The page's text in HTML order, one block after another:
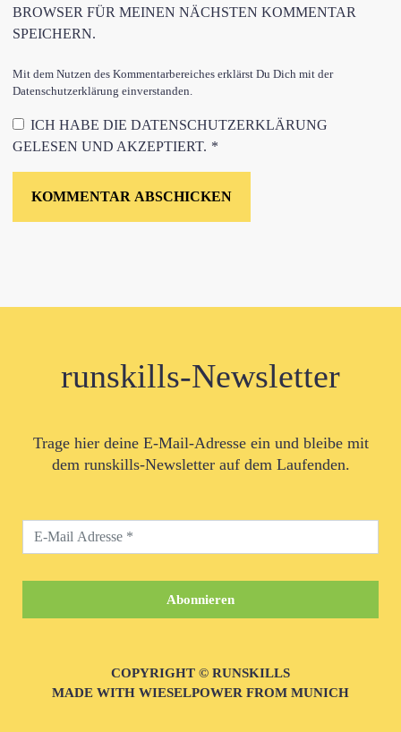
BROWSER FÜR MEINEN NÄCHSTEN KOMMENTAR
SPEICHERN.
Mit dem Nutzen des Kommentarbereiches erklärst Du Dich mit der
Datenschutzerklärung einverstanden.
ICH HABE DIE DATENSCHUTZERKLÄRUNG
GELESEN UND AKZEPTIERT. *
runskills-Newsletter
Trage hier deine E-Mail-Adresse ein und bleibe mit
dem runskills-Newsletter auf dem Laufenden.
COPYRIGHT © RUNSKILLS
MADE WITH WIESELPOWER FROM MUNICH